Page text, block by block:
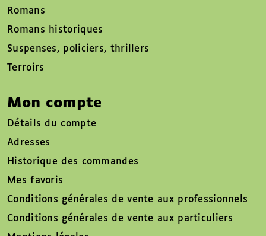
Romans
Romans historiques
Suspenses, policiers, thrillers
Terroirs
Mon compte
Détails du compte
Adresses
Historique des commandes
Mes favoris
Conditions générales de vente aux professionnels
Conditions générales de vente aux particuliers